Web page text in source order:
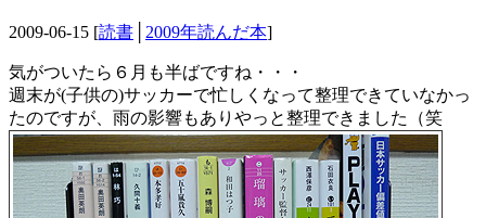
2009-06-15 [読書 2009年読んだ本]
気がついたら６月も半ばですね・・・
週末が(子供の)サッカーで忙しくなって整理できていなかっ
たのですが、雨の影響もありやっと整理できました（笑